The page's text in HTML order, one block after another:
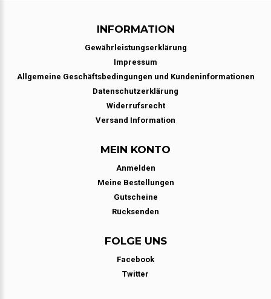
INFORMATION
Gewährleistungserklärung
Impressum
Allgemeine Geschäftsbedingungen und Kundeninformationen
Datenschutzerklärung
Widerrufsrecht
Versand Information
MEIN KONTO
Anmelden
Meine Bestellungen
Gutscheine
Rücksenden
FOLGE UNS
Facebook
Twitter